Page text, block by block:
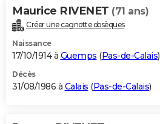
Maurice RIVENET (71 ans)
Créer une cagnotte obsèques
Naissance
17/10/1914 à Guemps (Pas-de-Calais)
Décès
31/08/1986 à Calais (Pas-de-Calais)